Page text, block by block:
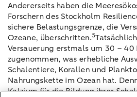
Andererseits haben die
Forschern des Stockholm
sichere Belastungsgrenze, die
Ozeane, überschritten.5
Versauerung erstmals um 30 – 40
zugenommen, was erhebliche
Schalentiere, Korallen und
Nahrungskette im Ozean hat.
Kalzium für die Bildung ihrer